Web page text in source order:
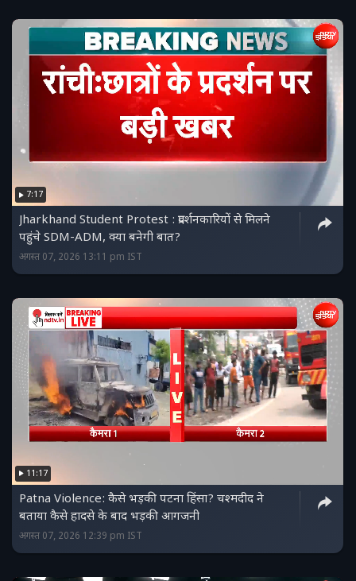
7:17
Jharkhand Student Protest : प्रदर्शनकारियों से मिलने
पहुंचे SDM-ADM, क्या बनेगी बात?
अगस्त 07, 2026 13:11 pm IST
11:17
Patna Violence: कैसे भड़की पटना हिंसा? चश्मदीद ने
बताया कैसे हादसे के बाद भड़की आगजनी
अगस्त 07, 2026 12:39 pm IST